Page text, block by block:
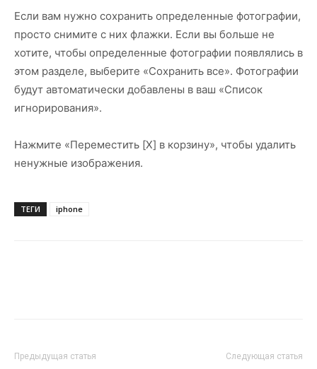
Если вам нужно сохранить определенные фотографии,
просто снимите с них флажки. Если вы больше не
хотите, чтобы определенные фотографии появлялись в
этом разделе, выберите «Сохранить все». Фотографии
будут автоматически добавлены в ваш «Список
игнорирования».
Нажмите «Переместить [X] в корзину», чтобы удалить
ненужные изображения.
ТЕГИ iphone
Предыдущая статья Следующая статья